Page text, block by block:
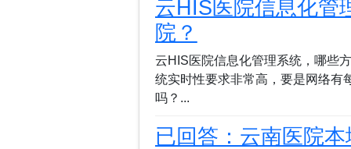
云HIS医院信息化管
院？
云HIS医院信息化管理系统，哪些
统实时性要求非常高，要是网络有
吗？...
已回答：云南医院